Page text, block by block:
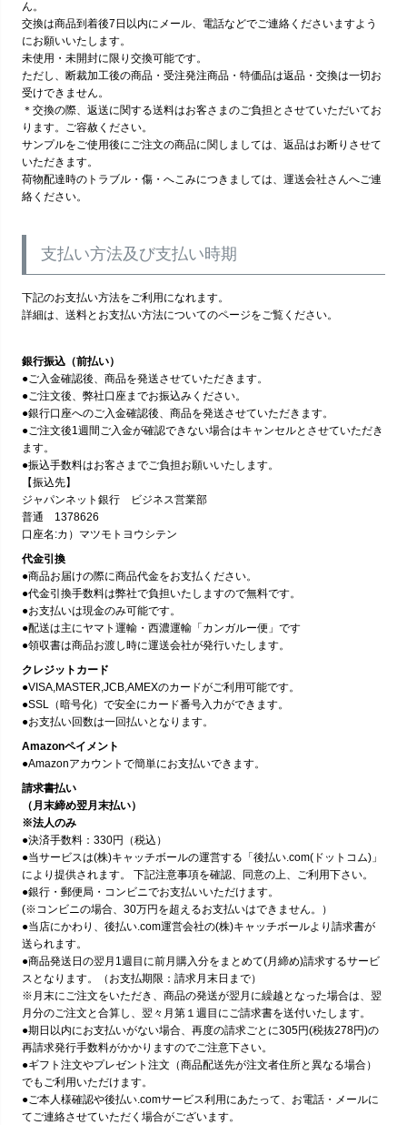
ん。
交換は商品到着後7日以内にメール、電話などでご連絡くださいますよう
にお願いいたします。
未使用・未開封に限り交換可能です。
ただし、断裁加工後の商品・受注発注商品・特価品は返品・交換は一切お
受けできません。
＊交換の際、返送に関する送料はお客さまのご負担とさせていただいてお
ります。ご容赦ください。
サンプルをご使用後にご注文の商品に関しましては、返品はお断りさせて
いただきます。
荷物配達時のトラブル・傷・へこみにつきましては、運送会社さんへご連
絡ください。
支払い方法及び支払い時期
下記のお支払い方法をご利用になれます。
詳細は、送料とお支払い方法についてのページをご覧ください。
銀行振込（前払い）
●ご入金確認後、商品を発送させていただきます。
●ご注文後、弊社口座までお振込みください。
●銀行口座へのご入金確認後、商品を発送させていただきます。
●ご注文後1週間ご入金が確認できない場合はキャンセルとさせていただき
ます。
●振込手数料はお客さまでご負担お願いいたします。
【振込先】
ジャパンネット銀行 ビジネス営業部
普通 1378626
口座名:カ）マツモトヨウシテン
代金引換
●商品お届けの際に商品代金をお支払ください。
●代金引換手数料は弊社で負担いたしますので無料です。
●お支払いは現金のみ可能です。
●配送は主にヤマト運輸・西濃運輸「カンガルー便」です
●領収書は商品お渡し時に運送会社が発行いたします。
クレジットカード
●VISA,MASTER,JCB,AMEXのカードがご利用可能です。
●SSL（暗号化）で安全にカード番号入力ができます。
●お支払い回数は一回払いとなります。
Amazonペイメント
●Amazonアカウントで簡単にお支払いできます。
請求書払い
（月末締め翌月末払い）
※法人のみ
●決済手数料：330円（税込）
●当サービスは(株)キャッチボールの運営する「後払い.com(ドットコム)」
により提供されます。 下記注意事項を確認、同意の上、ご利用下さい。
●銀行・郵便局・コンビニでお支払いいただけます。
(※コンビニの場合、30万円を超えるお支払いはできません。）
●当店にかわり、後払い.com運営会社の(株)キャッチボールより請求書が
送られます。
●商品発送日の翌月1週目に前月購入分をまとめて(月締め)請求するサービ
スとなります。（お支払期限：請求月末日まで）
※月末にご注文をいただき、商品の発送が翌月に繰越となった場合は、翌
月分のご注文と合算し、翌々月第１週目にご請求書を送付いたします。
●期日以内にお支払いがない場合、再度の請求ごとに305円(税抜278円)の
再請求発行手数料がかかりますのでご注意下さい。
●ギフト注文やプレゼント注文（商品配送先が注文者住所と異なる場合）
でもご利用いただけます。
●ご本人様確認や後払い.comサービス利用にあたって、お電話・メールに
てご連絡させていただく場合がございます。